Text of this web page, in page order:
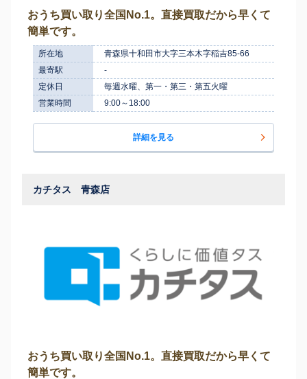
おうち買い取り全国No.1。直接買取だから早くて
簡単です。
所在地
青森県十和田市大字三本木字稲吉85-66
最寄駅
-
定休日
毎週水曜、第一・第三・第五火曜
営業時間
9:00～18:00
詳細を見る
カチタス 青森店
おうち買い取り全国No.1。直接買取だから早くて
簡単です。